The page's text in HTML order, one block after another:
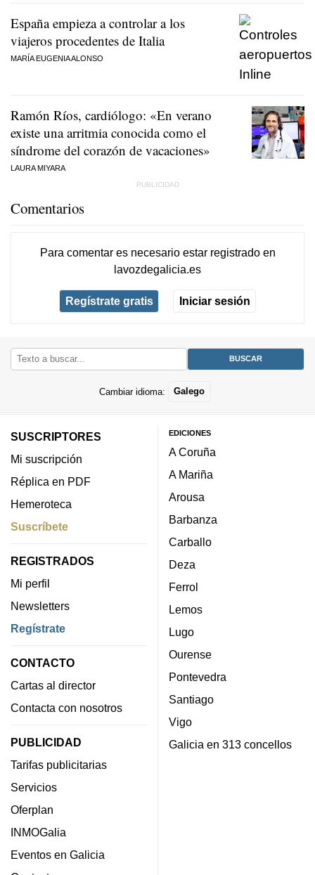
España empieza a controlar a los
viajeros procedentes de Italia
MARÍA EUGENIA ALONSO
Ramón Ríos, cardiólogo: «En verano
existe una arritmia conocida como el
síndrome del corazón de vacaciones»
LAURA MIYARA
Comentarios
Para comentar es necesario estar registradoen
lavozdegalicia.es
Regístrate gratis Iniciar sesión
Cambiar idioma: Galego
SUSCRIPTORES
Mi suscripción
Réplica en PDF
Hemeroteca
Suscríbete
REGISTRADOS
Mi perfil
Newsletters
Regístrate
CONTACTO
Cartas al director
Contacta con nosotros
PUBLICIDAD
Tarifas publicitarias
Servicios
Oferplan
INMOGalia
Eventos en Galicia
EDICIONES
A Coruña
A Mariña
Arousa
Barbanza
Carballo
Deza
Ferrol
Lemos
Lugo
Ourense
Pontevedra
Santiago
Vigo
Galicia en 313 concellos